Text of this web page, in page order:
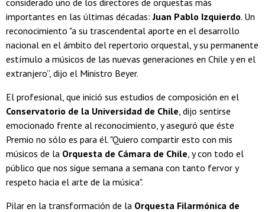
importantes en las últimas décadas:Juan Pablo Izquierdo. Un
reconocimiento "a su trascendental aporte en el desarrollo
nacional en el ámbito del repertorio orquestal, y su permanente
estímulo a músicos de las nuevas generaciones en Chile y en el
extranjero”, dijo el Ministro Beyer.
El profesional, que inició sus estudios de composición en el
Conservatorio de la Universidad de Chile , dijo sentirse
emocionado frente al reconocimiento, y aseguró que éste
Premio no sólo es para él. "Quiero compartir esto con mis
músicos de la Orquesta de Cámara de Chile , y con todo el
público que nos sigue semana a semana con tanto fervor y
respeto hacia el arte de la música".
Pilar en la transformación de la Orquesta Filarmónica de